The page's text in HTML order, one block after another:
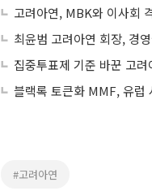
고려아연, MBK와 이사회
최윤범 고려아연 회장, 경
집중투표제 기준 바꾼 고
블랙록 토큰화 MMF, 유럽
#고려아연